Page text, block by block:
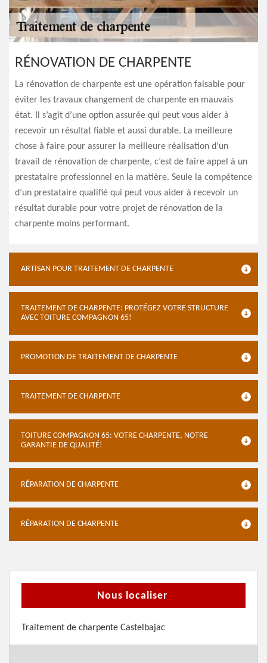
RÉNOVATION DE CHARPENTE
La rénovation de charpente est une opération faisable pour
éviter les travaux changement de charpente en mauvais
état. Il s’agit d’une option assurée qui peut vous aider à
recevoir un résultat fiable et aussi durable. La meilleure
chose à faire pour assurer la meilleure réalisation d’un
travail de rénovation de charpente, c’est de faire appel à un
prestataire professionnel en la matière. Seule la compétence
d’un prestataire qualifié qui peut vous aider à recevoir un
résultat durable pour votre projet de rénovation de la
charpente moins performant.
ARTISAN POUR TRAITEMENT DE CHARPENTE
TRAITEMENT DE CHARPENTE: PROTÉGEZ VOTRE STRUCTURE
AVEC TOITURE COMPAGNON 65!
PROMOTION DE TRAITEMENT DE CHARPENTE
TRAITEMENT DE CHARPENTE
TOITURE COMPAGNON 65: VOTRE CHARPENTE, NOTRE
GARANTIE DE QUALITÉ!
RÉPARATION DE CHARPENTE
RÉPARATION DE CHARPENTE
Nous localiser
Traitement de charpente Castelbajac